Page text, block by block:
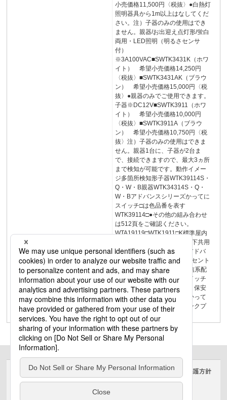
小売価格11,500円〈税抜〉●白熱灯
照明器具から1m以上はなしてくだ
さい。注）子器のみの使用はでき
ません。親器/お出迎え点灯形/蛍白
両用・LED照明（明るさセンサ
付）
※3A100VAC■SWTK3431K（ホワ
イト） 希望小売価格14,250円
〈税抜〉■SWTK3431AK（ブラウ
ン） 希望小売価格15,000円〈税
抜〉●親器のみでご使用できます。
子器※DC12V■SWTK3911（ホワ
イト） 希望小売価格10,000円
〈税抜〉■SWTK3911A（ブラウ
ン） 希望小売価格10,750円〈税
抜〉注）子器のみの使用はできま
せん。親器1台に、子器が2台ま
で、接続できますので、最大3ヵ所
まで検知が可能です。動作イメー
ジ多箇所検知形子器WTK39114S・
Q・W・B親器WTK34314S・Q・
W・Bアドバンスシリーズかってに
スイッチ□は色品番を表す
WTK39114□●その他の組み合わせ
は512頁をご確認ください。
WTA19119□WTK1911□K標準屋内
専用WTK29118W・B屋内軒下共用
広角WTK29128WIPX3103アドバ
ンスシリーズ配線器具3コンセント
USBコンセント映像系・通信系配
線器具プレート・付属品スイッチ
機能スイッチナイトライト・保安
灯換気扇・タイマスイッチかって
にスイッチ調光スイッチリンクプ
ラス特長・商品一覧
サイトのご利用にあたって クッキーポリシー 個人情報保護方針
電気・建築設備（ビジネス）